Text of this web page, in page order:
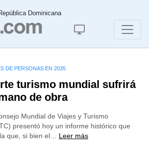
Dominicana
DE PERSONAS EN 2035
turismo mundial sufrirá
de obra
Mundial de Viajes y Turismo
presentó hoy un informe histórico que
que, si bien el… Leer más